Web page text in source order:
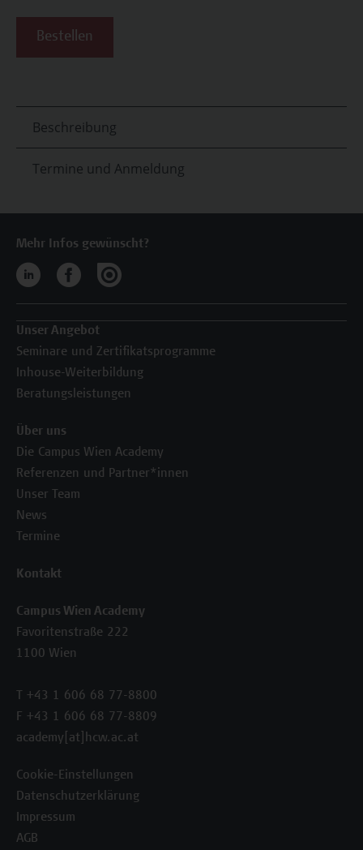
Beschreibung
Termine und Anmeldung
Mehr Infos gewünscht?
Unser Angebot
Seminare und Zertifikatsprogramme
Inhouse-Weiterbildung
Beratungsleistungen
Über uns
Die Campus Wien Academy
Referenzen und Partner*innen
Unser Team
News
Termine
Kontakt
Campus Wien Academy
Favoritenstraße 222
1100 Wien
T +43 1 606 68 77-8800
F +43 1 606 68 77-8809
academy[at]hcw.ac.at
Cookie-Einstellungen
Datenschutzerklärung
Impressum
AGB